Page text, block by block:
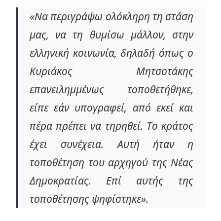
«Να περιγράψω ολόκληρη τη στάση
μας, να τη θυμίσω μάλλον, στην
ελληνική κοινωνία, δηλαδή όπως ο
Κυριάκος Μητσοτάκης
επανειλημμένως τοποθετήθηκε,
είπε εάν υπογραφεί, από εκεί και
πέρα πρέπει να τηρηθεί. Το κράτος
έχει συνέχεια. Αυτή ήταν η
τοποθέτηση του αρχηγού της Νέας
Δημοκρατίας. Επί αυτής της
τοποθέτησης ψηφίστηκε».